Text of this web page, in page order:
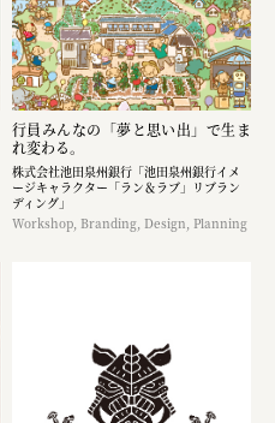
行員みんなの「夢と思い出」で生ま
れ変わる。
株式会社池田泉州銀行「池田泉州銀行イメ
ージキャラクター「ラン＆ラブ」リブラン
ディング」
Workshop, Branding, Design, Planning